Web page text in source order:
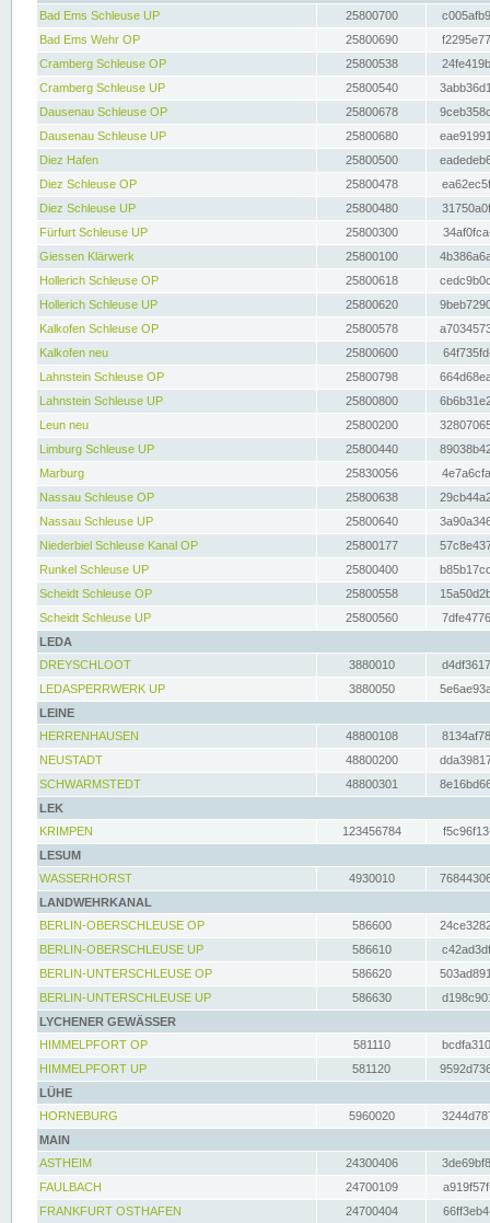
Bad Ems Schleuse UP
25800700
Bad Ems Wehr OP
25800690
Cramberg Schleuse OP
25800538
Cramberg Schleuse UP
25800540
Dausenau Schleuse OP
25800678
Dausenau Schleuse UP
25800680
Diez Hafen
25800500
Diez Schleuse OP
25800478
Diez Schleuse UP
25800480
Fürfurt Schleuse UP
25800300
Giessen Klärwerk
25800100
Hollerich Schleuse OP
25800618
Hollerich Schleuse UP
25800620
Kalkofen Schleuse OP
25800578
Kalkofen neu
25800600
Lahnstein Schleuse OP
25800798
Lahnstein Schleuse UP
25800800
Leun neu
25800200
Limburg Schleuse UP
25800440
Marburg
25830056
Nassau Schleuse OP
25800638
Nassau Schleuse UP
25800640
Niederbiel Schleuse Kanal OP
25800177
Runkel Schleuse UP
25800400
Scheidt Schleuse OP
25800558
Scheidt Schleuse UP
25800560
LEDA
DREYSCHLOOT
3880010
LEDASPERRWERK UP
3880050
LEINE
HERRENHAUSEN
48800108
NEUSTADT
48800200
SCHWARMSTEDT
48800301
LEK
KRIMPEN
123456784
LESUM
WASSERHORST
4930010
LANDWEHRKANAL
BERLIN-OBERSCHLEUSE OP
586600
BERLIN-OBERSCHLEUSE UP
586610
BERLIN-UNTERSCHLEUSE OP
586620
BERLIN-UNTERSCHLEUSE UP
586630
LYCHENER GEWÄSSER
HIMMELPFORT OP
581110
HIMMELPFORT UP
581120
LÜHE
HORNEBURG
5960020
MAIN
ASTHEIM
24300406
FAULBACH
24700109
FRANKFURT OSTHAFEN
24700404